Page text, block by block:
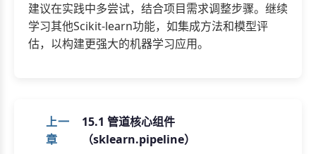
建议在实践中多尝试，结合项目需求调整步骤。继续
学习其他Scikit-learn功能，如集成方法和模型评
估，以构建更强大的机器学习应用。
上一
章
15.1 管道核心组件
（sklearn.pipeline）